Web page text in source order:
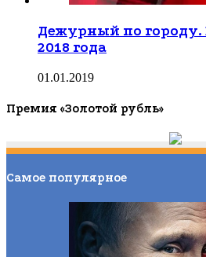
Дежурный по
2018 года
01.01.2019
Премия «Золотой рубль»
Самое популярное